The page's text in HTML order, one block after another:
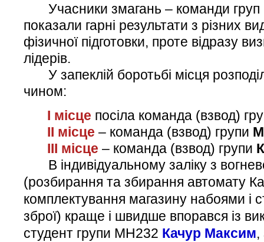
Учасники змагань – команди груп
показали гарні результати з різних
фізичної підготовки, проте відразу
лідерів.
У запеклій боротьбі місця
чином:
І місце посіла команда (взвод)
ІІ місце – команда (взвод) групи
ІІІ місце – команда (взвод) групи
В індивідуальному заліку з
(розбирання та збирання автомату
комплектування магазину набоями і
зброї) краще і швидше впорався із
студент групи МН232 Качур Максим,